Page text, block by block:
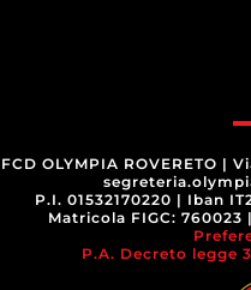
FCD OLYMPIA ROVERETO |
P.I. 01532170220 | Iban
Matricola FIGC: 760023 |
P.A. Decreto legge